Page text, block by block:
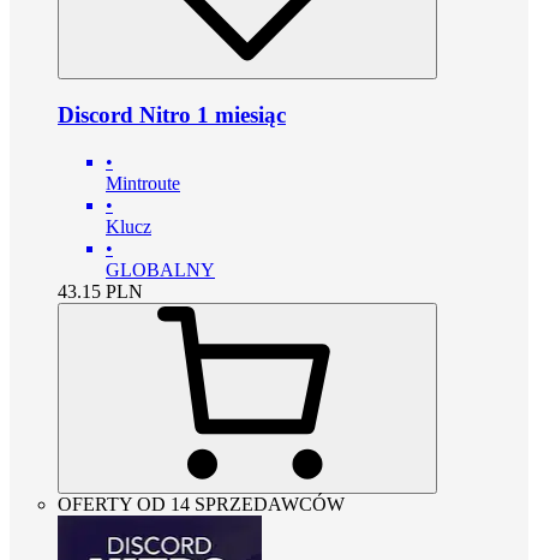
Discord Nitro 1 miesiąc
•
Mintroute
•
Klucz
•
GLOBALNY
43.15 PLN
OFERTY OD 14 SPRZEDAWCÓW